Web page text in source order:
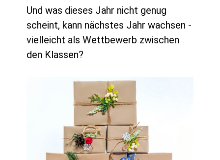
Und was dieses Jahr nicht genug
scheint, kann nächstes Jahr wachsen -
vielleicht als Wettbewerb zwischen
den Klassen?